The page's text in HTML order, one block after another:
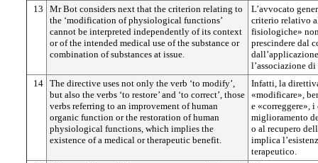
13
Mr Bot considers next that the criterion relating to
the ‘modification of physiological functions’
cannot be interpreted independently of its context
or of the intended medical use of the substance or
combination of substances at issue.
L’avvocato
criterio relativo
fisiologiche» non
prescindere dal
l’associazione
14 The directive uses not only the verb ‘to modify’,
but also the verbs ‘to restore’ and ‘to correct’, those
verbs referring to an improvement of human
organic function or the restoration of human
physiological functions, which implies the
existence of a medical or therapeutic benefit.
Infatti, la
«modificare»,
e «correggere»,
miglioramento
o al recupero
implica
terapeutico.